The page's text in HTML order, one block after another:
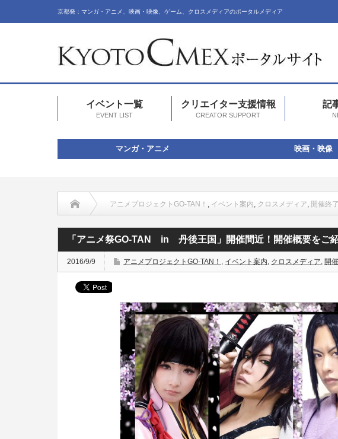
京都発：マンガ・アニメ、映画・映像、ゲーム、クロスメディアのポータルメディア
イベント一覧
EVENT LIST
クリエイター支援情報
CREATOR SUPPORT
記
マンガ・アニメ 映画・映像
アニメプロジェクトGO-TAN！ , イベント案内, クロスメディア, 開催終了
「アニメ祭GO-TAN in 丹後王国」開催間近！開催概要をご紹
2016/9/9 アニメプロジェクトGO-TAN！ , イベント案内, クロスメディア, 開